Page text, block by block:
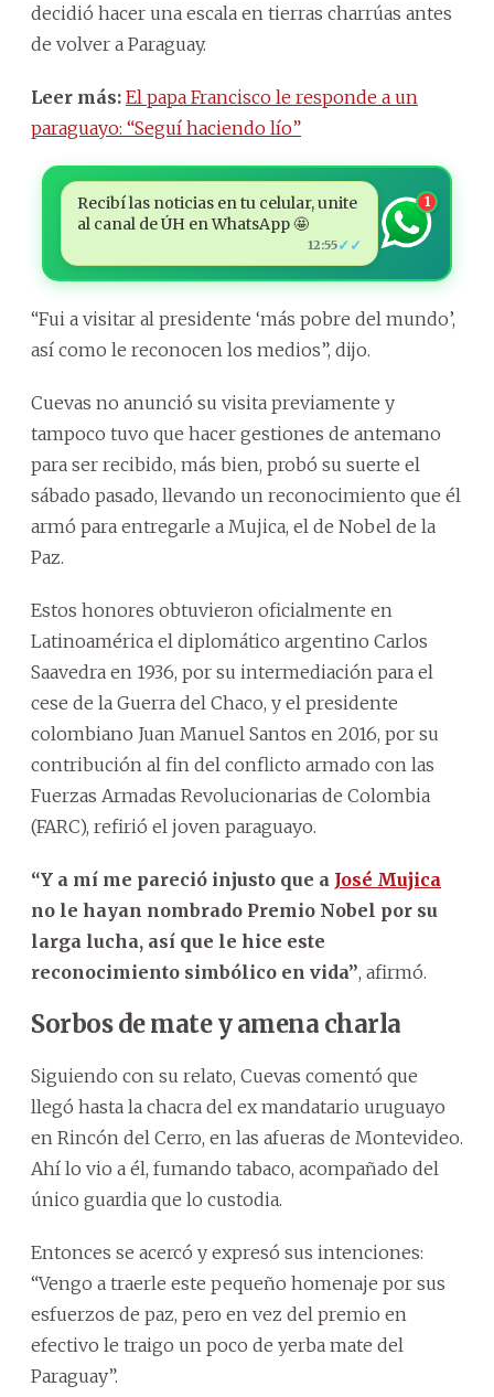
decidió hacer una escala en tierras charrúas antes
de volver a Paraguay.
Leer más: El papa Francisco le responde a un
paraguayo: “Seguí haciendo lío”
Recibí las noticias en tu celular, unite
al canal de ÚH en WhatsApp 🤩
12:55✓✓
1
“Fui a visitar al presidente ‘más pobre del mundo’,
así como le reconocen los medios”, dijo.
Cuevas no anunció su visita previamente y
tampoco tuvo que hacer gestiones de antemano
para ser recibido, más bien, probó su suerte el
sábado pasado, llevando un reconocimiento que él
armó para entregarle a Mujica, el de Nobel de la
Paz.
Estos honores obtuvieron oficialmente en
Latinoamérica el diplomático argentino Carlos
Saavedra en 1936, por su intermediación para el
cese de la Guerra del Chaco, y el presidente
colombiano Juan Manuel Santos en 2016, por su
contribución al fin del conflicto armado con las
Fuerzas Armadas Revolucionarias de Colombia
(FARC), refirió el joven paraguayo.
“Y a mí me pareció injusto que a José Mujica
no le hayan nombrado Premio Nobel por su
larga lucha, así que le hice este
reconocimiento simbólico en vida”, afirmó.
Sorbos de mate y amena charla
Siguiendo con su relato, Cuevas comentó que
llegó hasta la chacra del ex mandatario uruguayo
en Rincón del Cerro, en las afueras de Montevideo.
Ahí lo vio a él, fumando tabaco, acompañado del
único guardia que lo custodia.
Entonces se acercó y expresó sus intenciones:
“Vengo a traerle este pequeño homenaje por sus
esfuerzos de paz, pero en vez del premio en
efectivo le traigo un poco de yerba mate del
Paraguay”.